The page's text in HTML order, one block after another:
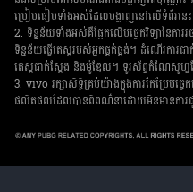
ប្រៀបធៀបទាំងអស់ដែលបង្ហាញនៅលើទំព័រ
2. ទិន្នន័យទាំងអស់គឺផ្អែកលើបច្ចេកវិទ្យានៃកា
ទិន្នន័យ​ធ្វើតេស្ដរបស់អ្នកផ្គត់ផ្គង់។ ដំណើរកា
តេស្ដជាក់ស្ដែង និងម៉ូឌែល។ ទូរស័ព្ទកំណែសូហ្វវ
3. vivo រក្សាសិទ្ធិគ្រប់យ៉ាងក្នុងការកែប្រែប
ផលិតផលដែលបាន​ពិពណ៌នាដោយមិនមានក
>